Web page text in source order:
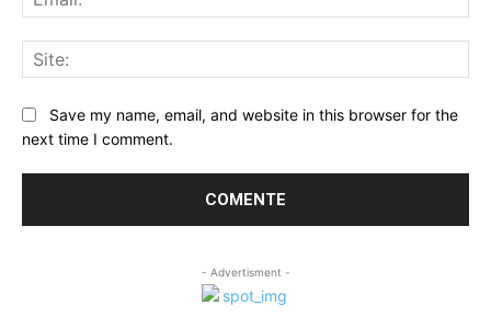
Save my name, email, and website in this browser for the
next time I comment.
- Advertisment -